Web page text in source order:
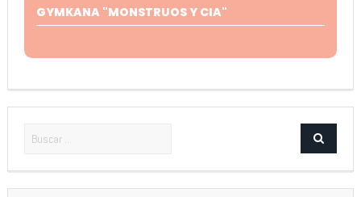
GYMKANA "MONSTRUOS Y CIA"